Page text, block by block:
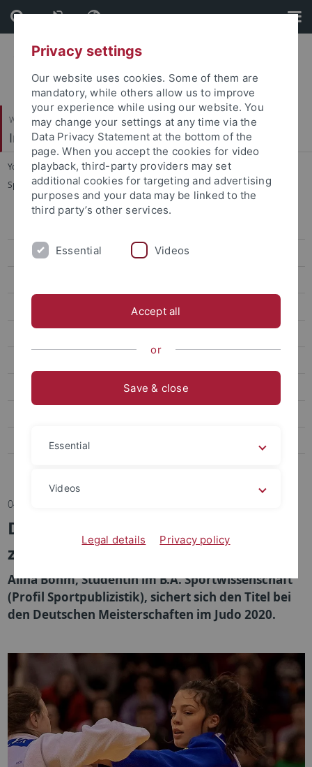
Skip
to
content
Skip
to
footer
Wirtschafts- und Sozialwissenschaftliche Fakultät
Institut für Sportwissenschaft
You are here: Startseite
...
Sportökonomik, Sportmanagement und Sportpublizistik
Team
Biomechanik, Bewegungs- und Trainingswissenschaft
Bildungs- und Gesundheitsforschung im Sport
04.02.2020
Das Institut gratuliert Alina Böhm
zur Deutschen Meisterschaft
Alina Böhm, Studentin im B.A. Sportwissenschaft
(Profil Sportpublizistik), sichert sich den Titel bei
den Deutschen Meisterschaften im Judo 2020.
Privacy settings
Our website uses cookies. Some of them are
mandatory, while others allow us to improve
your experience while using our website. You
may change your settings at any time via the
Data Privacy Statement at the bottom of the
page. When you accept the cookies for video
playback, third-party providers may set
additional cookies for targeting and advertising
purposes and your data may be linked to the
third party’s other services.
Essential Videos
Accept all
or
Save & close
Essential
Videos
Legal details Privacy policy